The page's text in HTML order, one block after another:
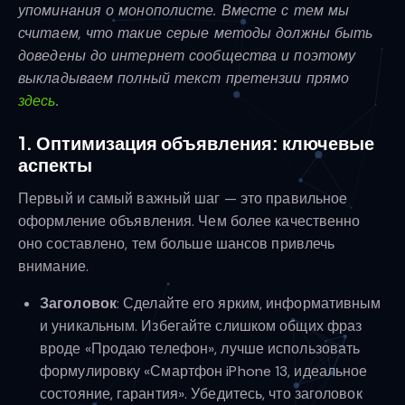
упоминания о монополисте. Вместе с тем мы
считаем, что такие серые методы должны быть
доведены до интернет сообщества и поэтому
выкладываем полный текст претензии прямо
здесь.
1. Оптимизация объявления: ключевые
аспекты
Первый и самый важный шаг — это правильное
оформление объявления. Чем более качественно
оно составлено, тем больше шансов привлечь
внимание.
Заголовок: Сделайте его ярким, информативным
и уникальным. Избегайте слишком общих фраз
вроде «Продаю телефон», лучше использовать
формулировку «Смартфон iPhone 13, идеальное
состояние, гарантия». Убедитесь, что заголовок